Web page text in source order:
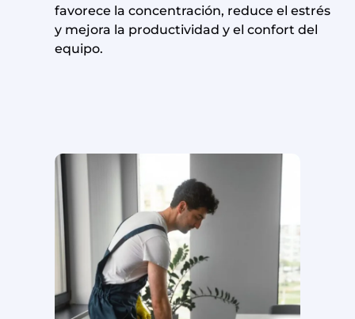
favorece la concentración, reduce el estrés
y mejora la productividad y el confort del
equipo.